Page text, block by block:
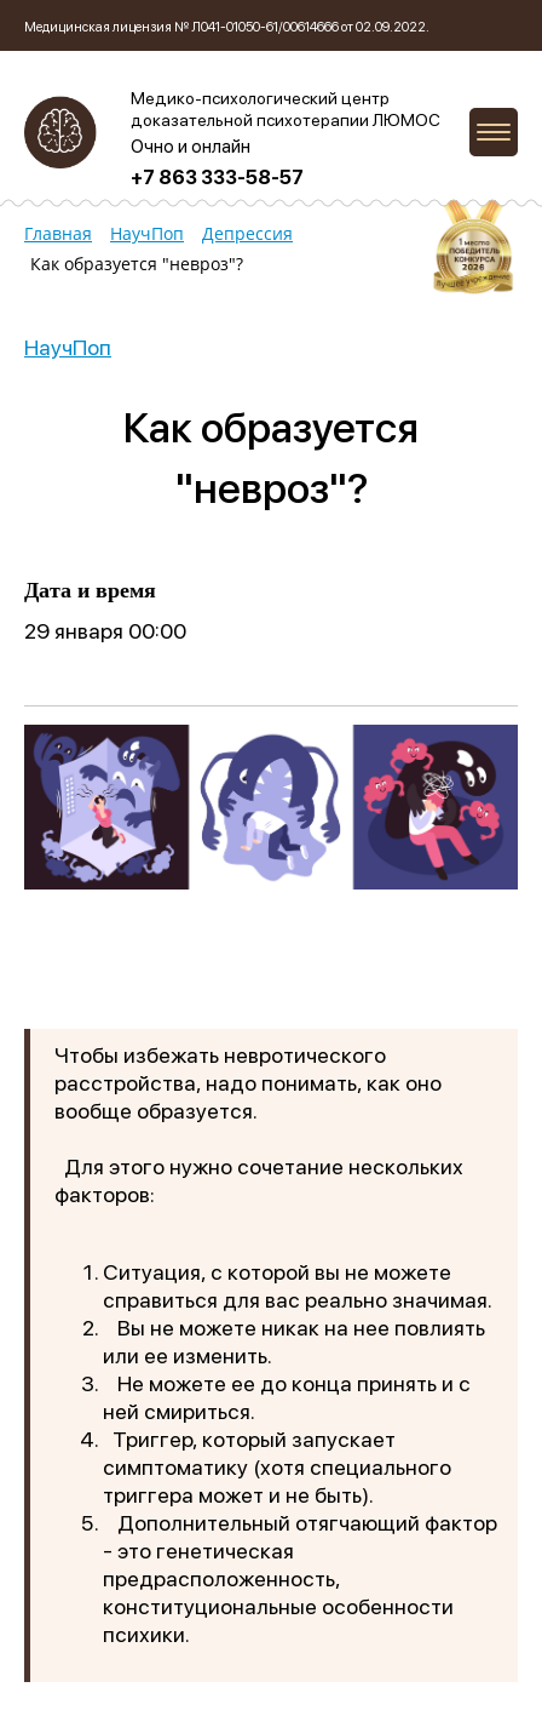
Медицинская лицензия № Л041-01050-61/00614666 от 02.09.2022.
Медико-психологический центр
доказательной психотерапии ЛЮМОС
Очно и онлайн
+7 863 333-58-57
Главная НаучПоп
Депрессия
Как образуется "невроз"?
НаучПоп
Как образуется
"невроз"?
Дата и время
29 января 00:00
Чтобы избежать невротического
расстройства, надо понимать, как оно
вообще образуется.
Для этого нужно сочетание нескольких
факторов:
Ситуация, с которой вы не можете
справиться для вас реально значимая.
Вы не можете никак на нее повлиять
или ее изменить.
Не можете ее до конца принять и с
ней смириться.
Триггер, который запускает
симптоматику (хотя специального
триггера может и не быть).
Дополнительный отягчающий фактор
- это генетическая
предрасположенность,
конституциональные особенности
психики.